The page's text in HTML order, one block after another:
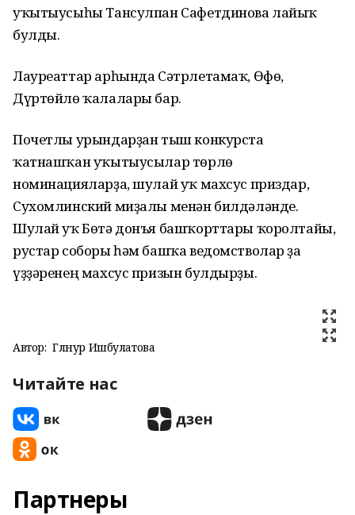
уҡытыусыһы Тансулпан Сафетдинова лайыҡ
булды.
Лауреаттар арһында Сәтрлетамаҡ, Өфө,
Дүртөйлө ҡалалары бар.
Почетлы урындарҙан тыш конкурста
ҡатнашҡан уҡытыусылар төрлө
номинацияларҙа, шулай уҡ махсус приздар,
Сухомлинский миҙалы менән билдәләнде.
Шулай уҡ Бөтә донъя башҡорттары ҡоролтайы,
рустар соборы һәм башҡа ведомстволар ҙа
үҙҙәренең махсус призын булдырҙы.
Автор: Гөлнур Ишбулатова
Читайте нас
Партнеры